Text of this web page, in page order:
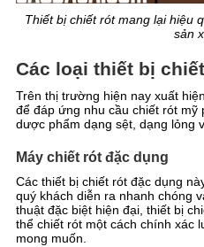
Thiết bị chiết rót mang lại hiệu
sản
Các loại thiết bị
Trên thị trường hiện nay xuất
để đáp ứng nhu cầu chiết rót
dược phẩm dạng sệt, dạng lỏng
Máy chiết rót đặc dụng
Các thiết bị chiết rót đặc dụng
quý khách diễn ra nhanh chóng
thuật đặc biệt hiện đại, thiết bị
thể chiết rót một cách chính xác
mong muốn.